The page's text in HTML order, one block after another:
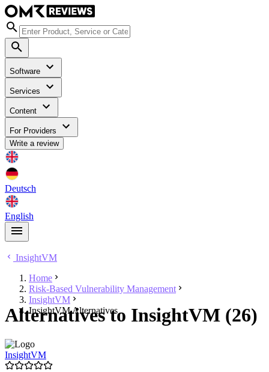
Software
Services
Content
For Providers
Write a review
Deutsch
English
InsightVM
Home
Risk-Based Vulnerability Management
InsightVM
InsightVM Alternatives
Alternatives to InsightVM (26)
InsightVM